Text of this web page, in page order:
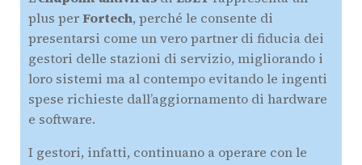
plus perFortech, perché le consente di
presentarsi come un vero partner di fiducia dei
gestori delle stazioni di servizio, migliorando i
loro sistemi ma al contempo evitando le ingenti
spese richieste dall’aggiornamento di hardware
e software.
I gestori, infatti, continuano a operare con le